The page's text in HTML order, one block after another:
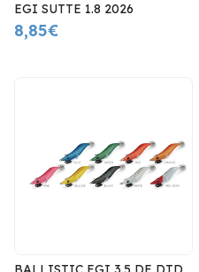
EGI SUTTE 1.8 2026
8,85€